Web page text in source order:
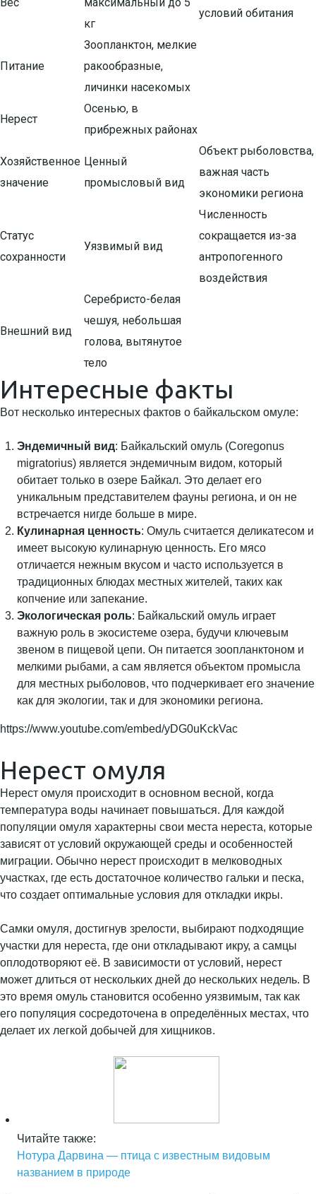
кг
условий обитания
Питание
Зоопланктон, мелкие
ракообразные,
личинки насекомых
Нерест
Осенью, в
прибрежных районах
Хозяйственное
значение
Ценный
промысловый вид
Объект рыболовства,
важная часть
экономики региона
Статус
сохранности
Уязвимый вид
Численность
сокращается из-за
антропогенного
воздействия
Внешний вид
Серебристо-белая
чешуя, небольшая
голова, вытянутое
тело
Интересные факты
Вот несколько интересных фактов о байкальском омуле:
Эндемичный вид: Байкальский омуль (Coregonus
migratorius) является эндемичным видом, который
обитает только в озере Байкал. Это делает его
уникальным представителем фауны региона, и он не
встречается нигде больше в мире.
Кулинарная ценность: Омуль считается деликатесом и
имеет высокую кулинарную ценность. Его мясо
отличается нежным вкусом и часто используется в
традиционных блюдах местных жителей, таких как
копчение или запекание.
Экологическая роль: Байкальский омуль играет
важную роль в экосистеме озера, будучи ключевым
звеном в пищевой цепи. Он питается зоопланктоном и
мелкими рыбами, а сам является объектом промысла
для местных рыболовов, что подчеркивает его значение
как для экологии, так и для экономики региона.
https://www.youtube.com/embed/yDG0uKckVac
Нерест омуля
Нерест омуля происходит в основном весной, когда
температура воды начинает повышаться. Для каждой
популяции омуля характерны свои места нереста, которые
зависят от условий окружающей среды и особенностей
миграции. Обычно нерест происходит в мелководных
участках, где есть достаточное количество гальки и песка,
что создает оптимальные условия для откладки икры.
Самки омуля, достигнув зрелости, выбирают подходящие
участки для нереста, где они откладывают икру, а самцы
оплодотворяют её. В зависимости от условий, нерест
может длиться от нескольких дней до нескольких недель. В
это время омуль становится особенно уязвимым, так как
его популяция сосредоточена в определённых местах, что
делает их легкой добычей для хищников.
Читайте также:
Нотура Дарвина — птица с известным видовым
названием в природе